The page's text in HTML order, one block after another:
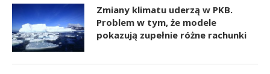
Zmiany klimatu uderzą w PKB.
Problem w tym, że modele
pokazują zupełnie różne rachunki